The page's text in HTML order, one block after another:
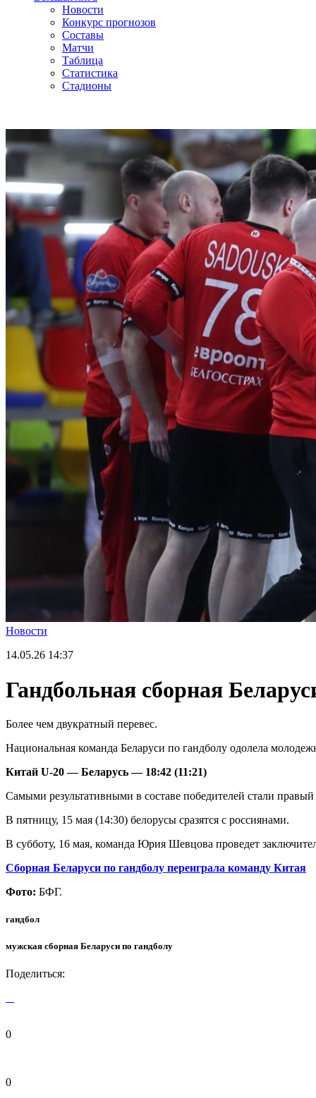
Новости
Конкурс прогнозов
Составы
Матчи
Таблица
Статистика
Стадионы
Новости
14.05.26 14:37
Гандбольная сборная
Более чем двукратный перевес.
Национальная команда Беларуси по гандболу одолела
Китай U-20 — Беларусь — 18:42 (11:21)
Самыми результативными в составе победителей стали
В пятницу, 15 мая (14:30) белорусы сразятся с россиянами.
В субботу, 16 мая, команда Юрия Шевцова проведет
Сборная Беларуси по гандболу переиграла команду Китая
Фото: БФГ.
гандбол
мужская сборная Беларуси по гандболу
Поделиться:
0
0